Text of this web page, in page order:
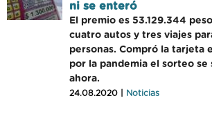
ni se enteró
El premio es 53.129.344
cuatro autos y tres viajes
personas. Compró la tarjeta
por la pandemia el sorteo se
ahora.
24.08.2020 | Noticias